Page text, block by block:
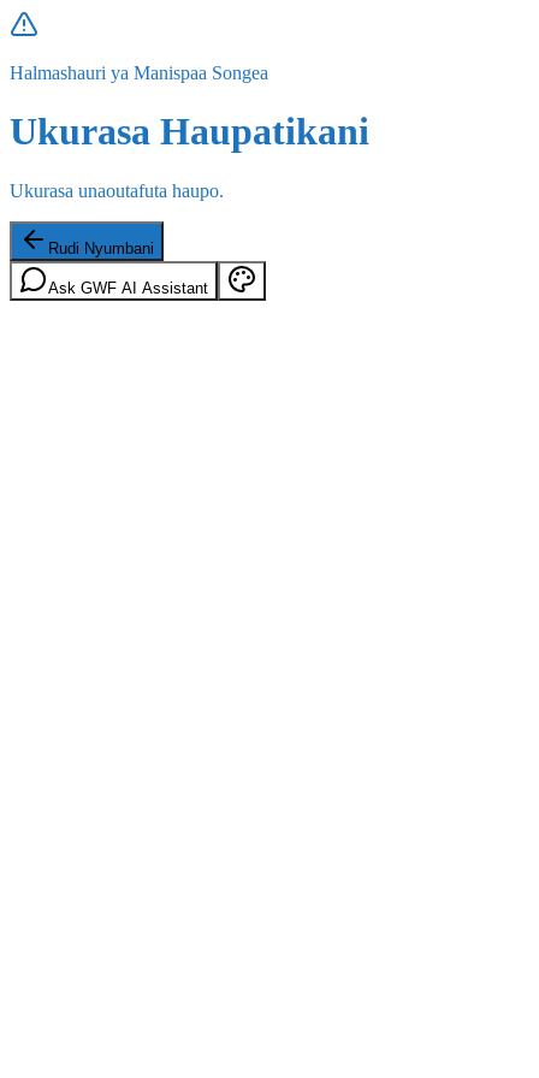
Halmashauri ya Manispaa Songea
Ukurasa Haupatikani
Ukurasa unaoutafuta haupo.
Rudi Nyumbani
Ask GWF AI Assistant